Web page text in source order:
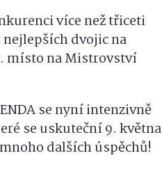
více než třiceti
dvojic na
místo na Mistrovství
se nyní intenzivně
se uskuteční 9. května
dalších úspěchů!